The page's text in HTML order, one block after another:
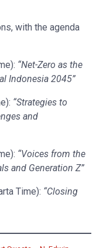
with the agenda
“Net-Zero as the
Indonesia 2045”
“Strategies to
and
“Voices from the
and Generation Z”
Time): “Closing